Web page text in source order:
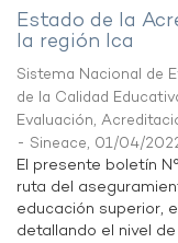
Estado de la
la región Ica
Sistema Nacional de
de la Calidad
Evaluación,
- Sineace, 01/04/
El presente boletín
ruta del
educación superior,
detallando el nivel